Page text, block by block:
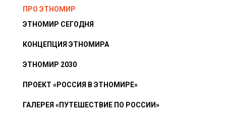
ПРО ЭТНОМИР
ЭТНОМИР СЕГОДНЯ
КОНЦЕПЦИЯ ЭТНОМИРА
ЭТНОМИР 2030
ПРОЕКТ «РОССИЯ В ЭТНОМИРЕ»
ГАЛЕРЕЯ «ПУТЕШЕСТВИЕ ПО РОССИИ»